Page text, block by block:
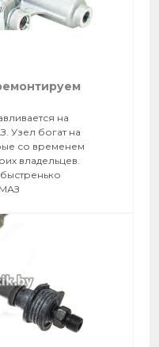
на
Узел богат на
со временем
владельцев.